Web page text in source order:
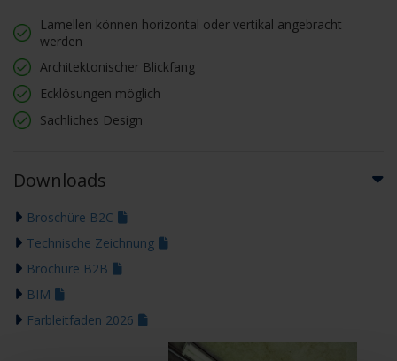
Lamellen können horizontal oder vertikal angebracht
werden
Architektonischer Blickfang
Ecklösungen möglich
Sachliches Design
Downloads
Broschüre B2C
Technische Zeichnung
Brochüre B2B
BIM
Farbleitfaden 2026